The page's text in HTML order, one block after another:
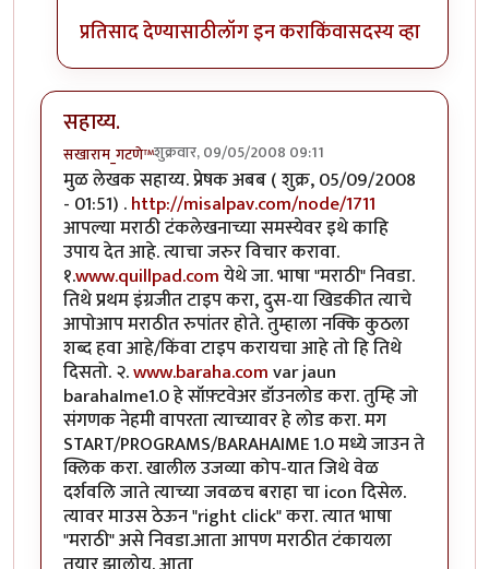
प्रतिसाद देण्यासाठीलॉग इन कराकिंवासदस्य व्हा
सहाय्य.
सखाराम_गटणे™शुक्रवार, 09/05/2008 09:11
मुळ लेखक सहाय्य. प्रेषक अबब ( शुक्र, 05/09/2008
- 01:51) .http://misalpav.com/node/1711
आपल्या मराठी टंकलेखनाच्या समस्येवर इथे काहि
उपाय देत आहे. त्याचा जरुर विचार करावा.
१.www.quillpad.comयेथे जा. भाषा "मराठी" निवडा.
तिथे प्रथम इंग्रजीत टाइप करा, दुस-या खिडकीत त्याचे
आपोआप मराठीत रुपांतर होते. तुम्हाला नक्कि कुठला
शब्द हवा आहे/किंवा टाइप करायचा आहे तो हि तिथे
दिसतो. २.www.baraha.comvar jaun
barahaIme1.0 हे सॉफ़्टवेअर डॉउनलोड करा. तुम्हि जो
संगणक नेहमी वापरता त्याच्यावर हे लोड करा. मग
START/PROGRAMS/BARAHAIME 1.0 मध्ये जाउन ते
क्लिक करा. खालील उजव्या कोप-यात जिथे वेळ
दर्शवलि जाते त्याच्या जवळच बराहा चा icon दिसेल.
त्यावर माउस ठेऊन "right click" करा. त्यात भाषा
"मराठी" असे निवडा.आता आपण मराठीत टंकायला